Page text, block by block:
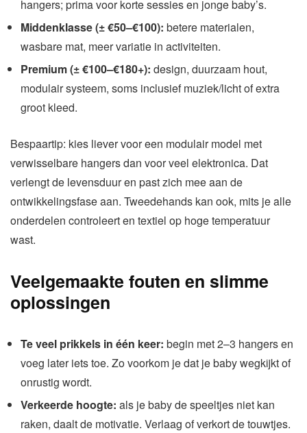
hangers; prima voor korte sessies en jonge baby’s.
Middenklasse (± €50–€100): betere materialen,
wasbare mat, meer variatie in activiteiten.
Premium (± €100–€180+): design, duurzaam hout,
modulair systeem, soms inclusief muziek/licht of extra
groot kleed.
Bespaartip: kies liever voor een modulair model met
verwisselbare hangers dan voor veel elektronica. Dat
verlengt de levensduur en past zich mee aan de
ontwikkelingsfase aan. Tweedehands kan ook, mits je alle
onderdelen controleert en textiel op hoge temperatuur
wast.
Veelgemaakte fouten en slimme
oplossingen
Te veel prikkels in één keer: begin met 2–3 hangers en
voeg later iets toe. Zo voorkom je dat je baby wegkijkt of
onrustig wordt.
Verkeerde hoogte: als je baby de speeltjes niet kan
raken, daalt de motivatie. Verlaag of verkort de touwtjes.